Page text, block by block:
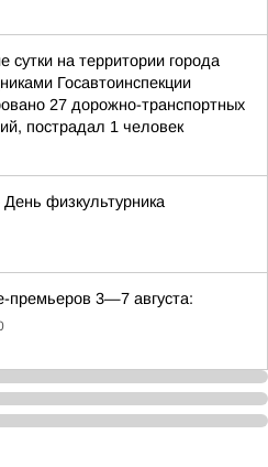
сутки на территории города
Госавтоинспекции
27 дорожно-транспортных
пострадал 1 человек
физкультурника
премьеров 3—7 августа: